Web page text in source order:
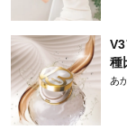
種
あ